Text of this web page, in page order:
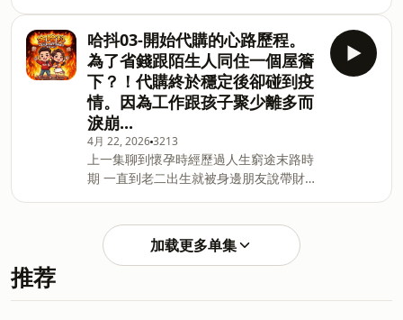
https://reurl.cc/kpyqx3 Spotify :
https://reurl.cc/ppvZlb KKBOX :
https://re
麼最後選在台北市蛋黃區呢？ 這集分享我
們投資理財、買房趣事以及如何建立孩子
正確的金錢觀 快一起來聽聽看吧 📅 每週
四固定更新 📱 更多主持人的生活日常請
追蹤Instagram 美寶 ihua_chen 師兄
jus0924 💌 合作邀約聯繫
meatmuq@gmail.com 📻 以下平台也可
以聽到我們的Podcast Apple Podcast :
https://reurl.cc/xWv15e Soundon :
https://reurl.cc/kpyqx3 Spotify :
https://reu
哈抖03-開始代購的心路歷程。
為了省錢跟陌生人同住一個屋簷
下？！代購終於穩定後卻碰到疫
情。因為工作跟孩子聚少離多而
淚崩...
4月 22, 20263213
上一集聊到懷孕時經歷過人生窮途末路時
期 一直到老二出生就被身邊朋友說帶財
情後是怎麼另尋出路的 之後好不容易事業
開始好轉 卻不得不在小孩或工作中選
加载更多单集
推荐